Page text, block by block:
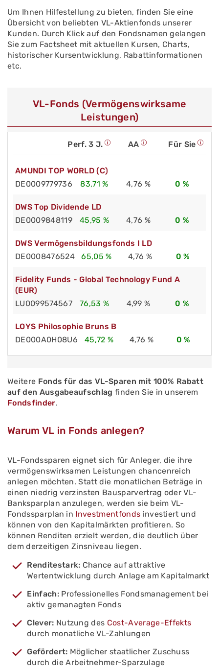
Um Ihnen Hilfestellung zu bieten, finden Sie eine
Übersicht von beliebten VL-Aktienfonds unserer
Kunden. Durch Klick auf den Fondsnamen gelangen
Sie zum Factsheet mit aktuellen Kursen, Charts,
historischer Kursentwicklung, Rabattinformationen
etc.
VL-Fonds (Vermögenswirksame
Leistungen)
Perf. 3 J. AA Für Sie
AMUNDI TOP WORLD (C)
DE0009779736
83,71 % 4,76 % 0 %
DWS Top Dividende LD
DE0009848119
45,95 % 4,76 % 0 %
DWS Vermögensbildungsfonds I LD
DE0008476524
65,05 % 4,76 % 0 %
Fidelity Funds - Global Technology Fund A
(EUR)
LU0099574567
76,53 % 4,99 % 0 %
LOYS Philosophie Bruns B
DE000A0H08U6
45,72 % 4,76 % 0 %
Weitere Fonds für das VL-Sparen mit 100% Rabatt
auf den Ausgabeaufschlag finden Sie in unserem
Fondsfinder.
Warum VL in Fonds anlegen?
VL-Fondssparen eignet sich für Anleger, die ihre
vermögenswirksamen Leistungen chancenreich
anlegen möchten. Statt die monatlichen Beträge in
einen niedrig verzinsten Bausparvertrag oder VL-
Banksparplan anzulegen, werden sie beim VL-
Fondssparplan in Investmentfonds investiert und
können von den Kapitalmärkten profitieren. So
können Renditen erzielt werden, die deutlich über
dem derzeitigen Zinsniveau liegen.
Renditestark: Chance auf attraktive
Wertentwicklung durch Anlage am Kapitalmarkt
Einfach: Professionelles Fondsmanagement bei
aktiv gemanagten Fonds
Clever: Nutzung des Cost-Average-Effekts
durch monatliche VL-Zahlungen
Gefördert: Möglicher staatlicher Zuschuss
durch die Arbeitnehmer-Sparzulage